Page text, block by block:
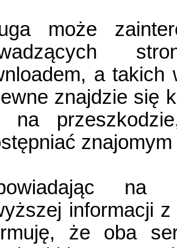
może
a takich
znajdzie się
na
informacji
że oba